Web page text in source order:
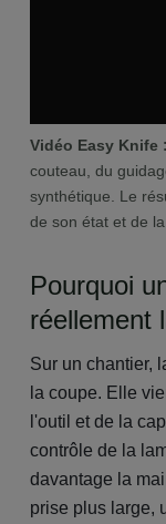
Vidéo Easy Knife :
couteau, du
synthétique. Le
de son état et de
Pourquoi
réellement
Sur un chantier,
la coupe. Elle
l'outil et de la
contrôle de la
davantage la
prise plus large,